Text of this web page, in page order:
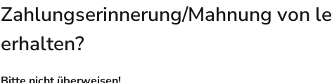
Zahlungserinnerung/Mahnung von
erhalten?